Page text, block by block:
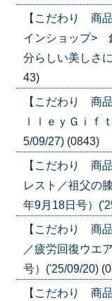
【こだわり 商
インショップ>
分らしい美しさ
43)
【こだわり 商
ｌｌｅｙＧｉｆ
5/09/27) (0843)
【こだわり 商
レスト／祖父の
年9月18日号）
【こだわり 商
／疲労回復ウエ
号）('25/09/20)
【こだわり 商